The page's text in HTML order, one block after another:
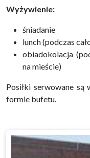
Wyżywienie:
śniadanie
lunch (podczas
obiadokolacja
na mieście)
Posiłki serwowane są
formie bufetu.